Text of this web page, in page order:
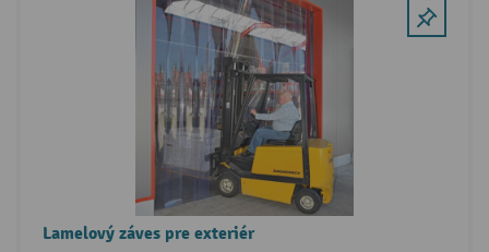
Lamelový záves pre exteriér